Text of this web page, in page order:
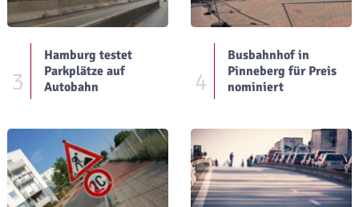
3
Hamburg testet
Parkplätze auf
Autobahn
4
Busbahnhof in
Pinneberg für Preis
nominiert